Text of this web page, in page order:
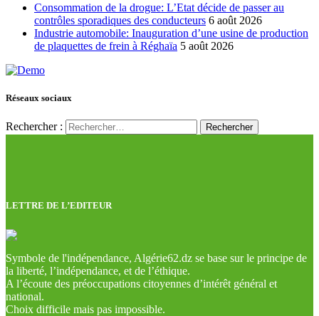
Consommation de la drogue: L’Etat décide de passer au
contrôles sporadiques des conducteurs 6 août 2026
Industrie automobile: Inauguration d’une usine de production
de plaquettes de frein à Réghaïa 5 août 2026
Réseaux sociaux
Rechercher :
LETTRE DE L’EDITEUR
Symbole de l'indépendance, Algérie62.dz se base sur le principe de
la liberté, l’indépendance, et de l’éthique.
A l’écoute des préoccupations citoyennes d’intérêt général et
national.
Choix difficile mais pas impossible.